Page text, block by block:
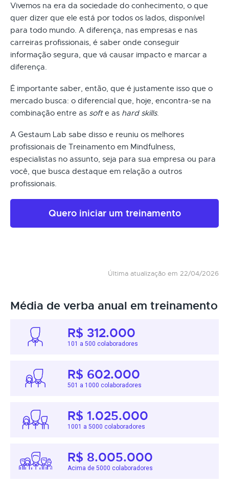
Vivemos na era da sociedade do conhecimento, o que
quer dizer que ele está por todos os lados, disponível
para todo mundo. A diferença, nas empresas e nas
carreiras profissionais, é saber onde conseguir
informação segura, que vá causar impacto e marcar a
diferença.
É importante saber, então, que é justamente isso que o
mercado busca: o diferencial que, hoje, encontra-se na
combinação entre as softe as hard skills.
A Gestaum Lab sabe disso e reuniu os melhores
profissionais de Treinamento em Mindfulness,
especialistas no assunto, seja para sua empresa ou para
você, que busca destaque em relação a outros
profissionais.
Quero iniciar um treinamento
Última atualização em 22/04/2026
Média de verba anual em treinamento
R$ 312.000
101 a 500 colaboradores
R$ 602.000
501 a 1000 colaboradores
R$ 1.025.000
1001 a 5000 colaboradores
R$ 8.005.000
Acima de 5000 colaboradores